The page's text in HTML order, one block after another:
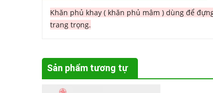
Khăn phủ khay ( khăn phủ mâm ) dùng để
trang trọng.
Sản phẩm tương tự